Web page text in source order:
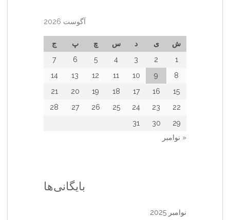
آگوست 2026
ش ی د س چ پ
ج
1
2
3
4
5
6
7
8
9
10
11
12
13
14
15
16
17
18
19
20
21
22
23
24
25
26
27
28
29
30
31
« نوامبر
بایگانی‌ها
نوامبر 2025